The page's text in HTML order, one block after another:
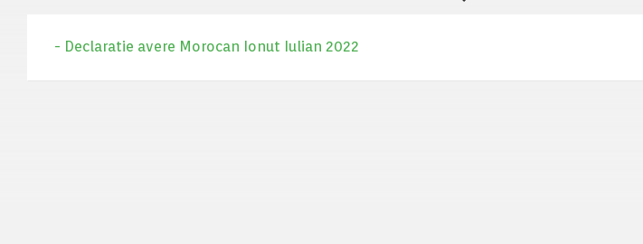
- Declaratie avere Morocan Ionut Iulian 2022